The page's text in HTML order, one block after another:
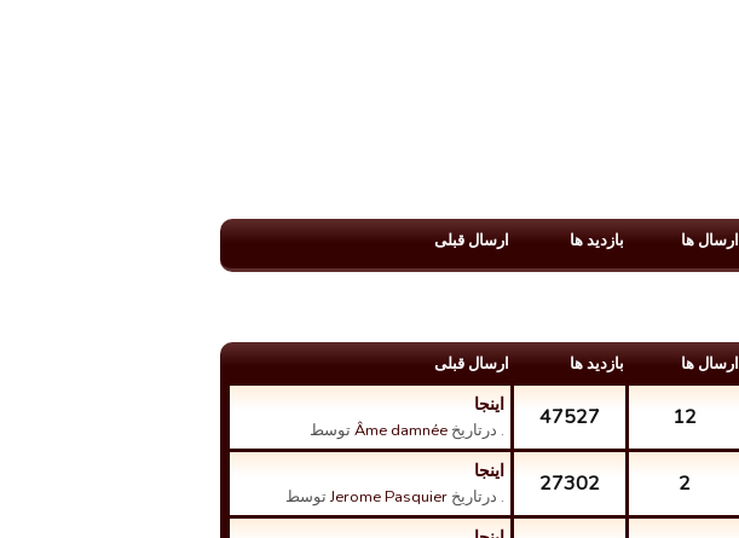
ارسال ها بازدید ها ارسال قبلی
ارسال ها بازدید ها ارسال قبلی
12
47527 اینجا
. درتاریخ Âme damnéeتوسط
2
27302 اینجا
. درتاریخ Jerome Pasquierتوسط